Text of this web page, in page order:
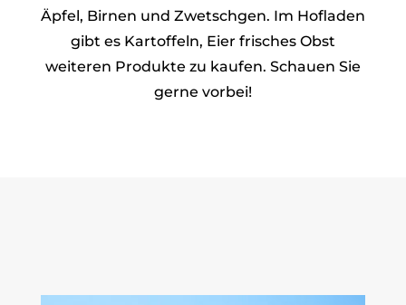
Äpfel, Birnen und Zwetschgen. Im Hofladen
gibt es Kartoffeln, Eier frisches Obst
weiteren Produkte zu kaufen. Schauen Sie
gerne vorbei!